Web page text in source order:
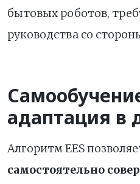
бытовых роботов,
руководства со
адаптация в
Алгоритм EES
самостоятельно